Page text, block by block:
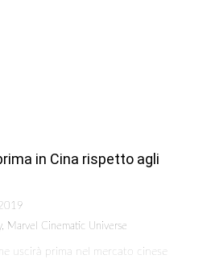
in Cina rispetto agli
, Marvel Cinematic Universe
uscirà prima nel mercato cinese